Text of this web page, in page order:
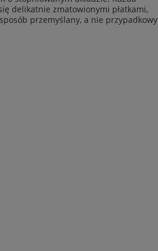
delikatnie zmatowionymi płatkami,
przemyślany, a nie przypadkowy